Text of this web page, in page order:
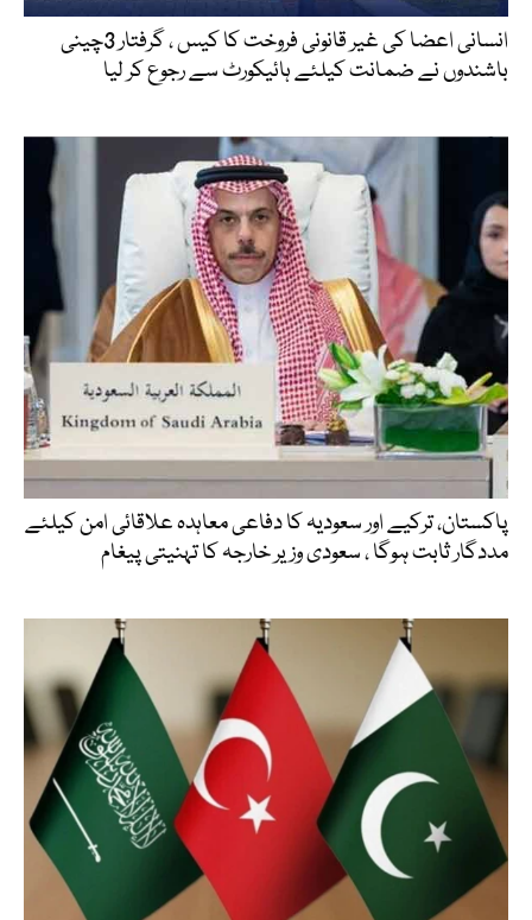
انسانی اعضا کی غیر قانونی فروخت کا کیس ، گرفتار 3چینی
باشندوں نے ضمانت کیلئے ہائیکورٹ سے رجوع کر لیا
پاکستان، ترکیے اور سعودیہ کا دفاعی معاہدہ علاقائی امن کیلئے
مددگار ثابت ہوگا ، سعودی وزیر خارجہ کا تہنیتی پیغام